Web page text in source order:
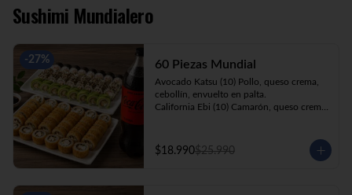
Sushimi Mundialero
-27% 60 Piezas Mundial
Avocado Katsu (10) Pollo, queso crema,
cebollín, envuelto en palta.
California Ebi (10) Camarón, queso crema,
crema, cebollín, envuelto en sésamo.
Katsu Roll (10) Pollo apanado, queso
$18.990$25.990